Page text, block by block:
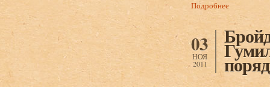
Подробнее
народа
03
НОЯ
2011